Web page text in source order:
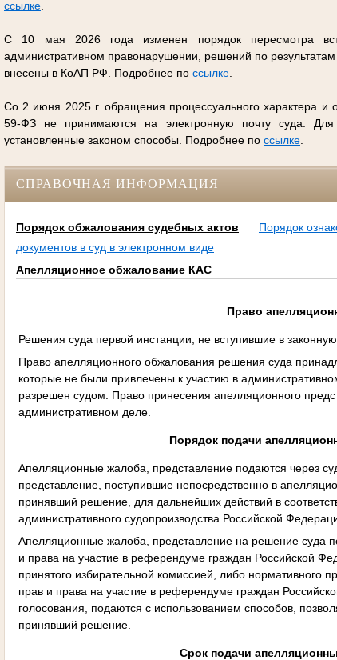
ссылке.
С 10 мая 2026 года изменен порядок пересмотра
административном правонарушении, решений по
внесены в КоАП РФ. Подробнее по ссылке.
Со 2 июня 2025 г. обращения процессуального характера
59-ФЗ не принимаются на электронную почту суда. Для
установленные законом способы. Подробнее по ссылке.
СПРАВОЧНАЯ ИНФОРМАЦИЯ
Порядок обжалования судебных актов Порядок
документов в суд в электронном виде
Апелляционное обжалование КАС
Право
Решения суда первой инстанции, не вступившие в
Право апелляционного обжалования решения суда
которые не были привлечены к участию в
разрешен судом. Право принесения апелляционного
административном деле.
Порядок подачи
Апелляционные жалоба, представление подаются через
представление, поступившие непосредственно в
принявший решение, для дальнейших действий в
административного судопроизводства Российской
Апелляционные жалоба, представление на решение суда
и права на участие в референдуме граждан Российской
принятого избирательной комиссией, либо нормативного
прав и права на участие в референдуме граждан
голосования, подаются с использованием способов,
принявший решение.
Срок подачи